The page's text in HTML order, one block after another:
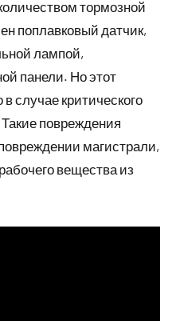
тормозной
поплавковый датчик,
лампой,
панели. Но этот
случае критического
повреждения
магистрали,
вещества из